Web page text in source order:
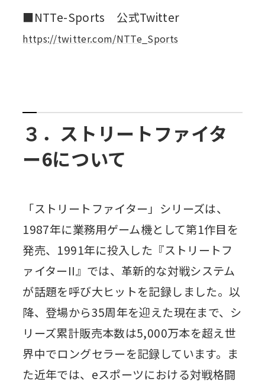
■NTTe-Sports 公式Twitter
https://twitter.com/NTTe_Sports
３．ストリートファイタ
ー6について
「ストリートファイター」シリーズは、
1987年に業務用ゲーム機として第1作目を
発売、1991年に投入した『ストリートフ
ァイターII』では、革新的な対戦システム
が話題を呼び大ヒットを記録しました。以
降、登場から35周年を迎えた現在まで、シ
リーズ累計販売本数は5,000万本を超え世
界中でロングセラーを記録しています。ま
た近年では、eスポーツにおける対戦格闘